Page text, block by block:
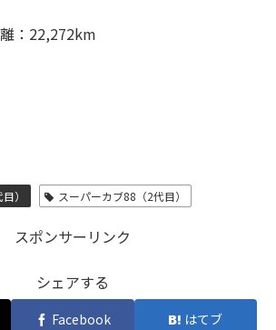
：22,272km
） スーパーカブ88（2代目）
スポンサーリンク
シェアする
Facebook はてブ